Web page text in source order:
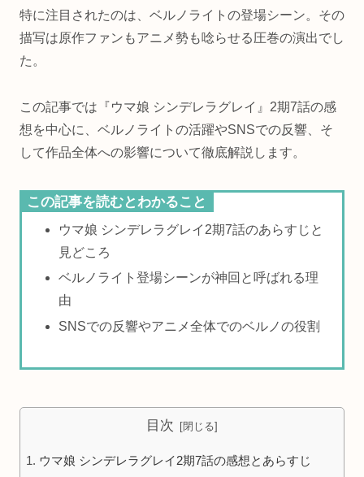
特に注目されたのは、ベルノライトの登場シーン。その
描写は原作ファンもアニメ勢も唸らせる圧巻の演出でし
た。
この記事では『ウマ娘 シンデレラグレイ』2期7話の感
想を中心に、ベルノライトの活躍やSNSでの反響、そ
して作品全体への影響について徹底解説します。
この記事を読むとわかること
ウマ娘 シンデレラグレイ2期7話のあらすじと
見どころ
ベルノライト登場シーンが神回と呼ばれる理
由
SNSでの反響やアニメ全体でのベルノの役割
目次
ウマ娘 シンデレラグレイ2期7話の感想とあらすじ